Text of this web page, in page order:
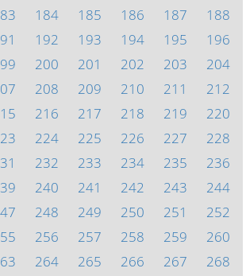
184 185 186 187
188
192 193 194 195
196
200 201 202 203
204
208 209 210 211
212
216 217 218 219
220
224 225 226 227
228
232 233 234 235
236
240 241 242 243
244
248 249 250 251
252
256 257 258 259
260
264 265 266 267
268